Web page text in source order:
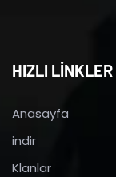
HIZLI LİNKLER
Anasayfa
indir
Klanlar